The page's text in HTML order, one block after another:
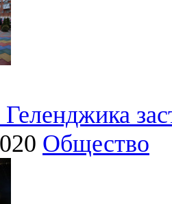
Общество